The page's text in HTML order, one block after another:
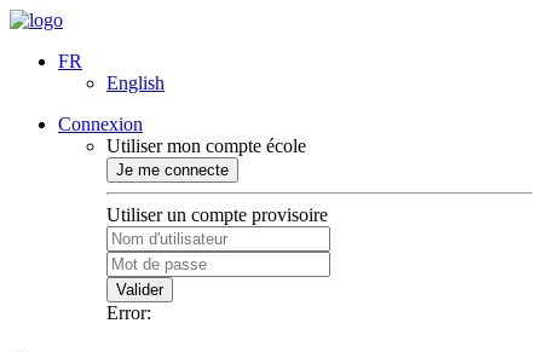
FR
English
Connexion
Utiliser mon compte école
Je me connecte
Utiliser un compte provisoire
Valider
Error: